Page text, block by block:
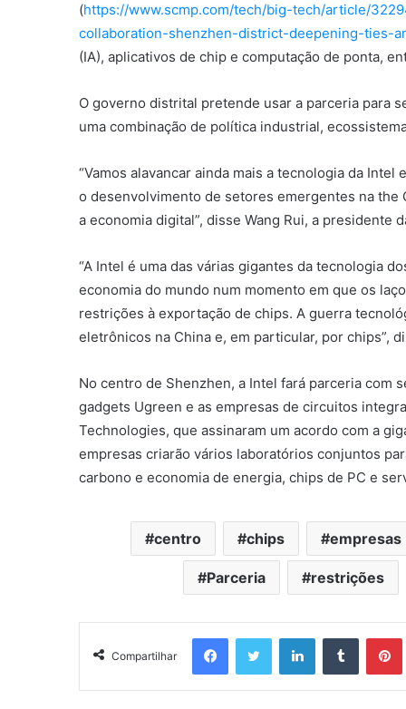
(https://www.scmp.com/tech/big-tech/article/
collaboration-shenzhen-district-deepening-ties-
(IA), aplicativos de chip e computação de ponta,
O governo distrital pretende usar a parceria para
uma combinação de política industrial,
“Vamos alavancar ainda mais a tecnologia da
o desenvolvimento de setores emergentes na
a economia digital”, disse Wang Rui, a presidente
“A Intel é uma das várias gigantes da tecnologia
economia do mundo num momento em que os
restrições à exportação de chips. A guerra
eletrônicos na China e, em particular, por chips”,
No centro de Shenzhen, a Intel fará parceria com
gadgets Ugreen e as empresas de circuitos
Technologies, que assinaram um acordo com a
empresas criarão vários laboratórios conjuntos
carbono e economia de energia, chips de PC e
centro chips empresas
Parceria restrições
Compartilhar